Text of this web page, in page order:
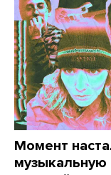
Момент
музыкальную